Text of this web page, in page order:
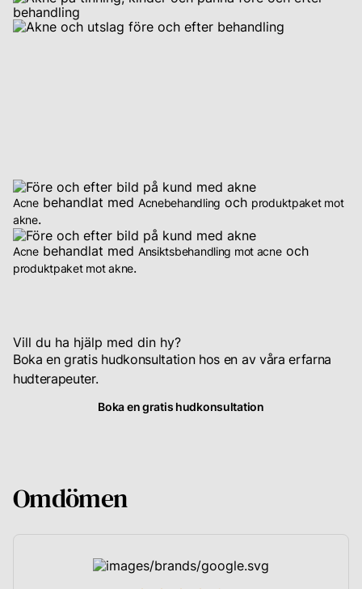
Till inloggning
resultat.
Acnebehandlat med Acnebehandling och produktpaket mot
akne.
Acnebehandlat med Ansiktsbehandling mot acneoch
produktpaket mot akne.
Vill du ha hjälp med din hy?
Boka en gratis hudkonsultation hos en av våra erfarna
hudterapeuter.
Boka en gratis hudkonsultation
Omdömen